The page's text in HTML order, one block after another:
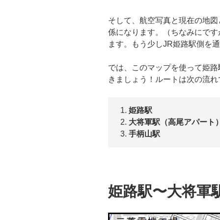
そして、航空写真と現在の地
係になります。（ちなみにで
ます。もう少しJR姫路駅側を
では、このマップを使って姫
きましょう！ルートは次の流れ
姫路駅
大将軍駅（高尾アパート
手柄山駅
姫路駅〜大将軍